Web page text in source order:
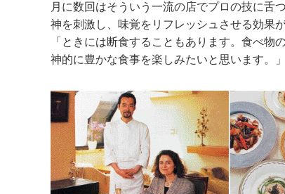
月に数回はそういう一流の店でプロの技に舌
神を刺激し、味覚をリフレッシュさせる効果
「ときには断食することもあります。食べ
神的に豊かな食事を楽しみたいと思います。」